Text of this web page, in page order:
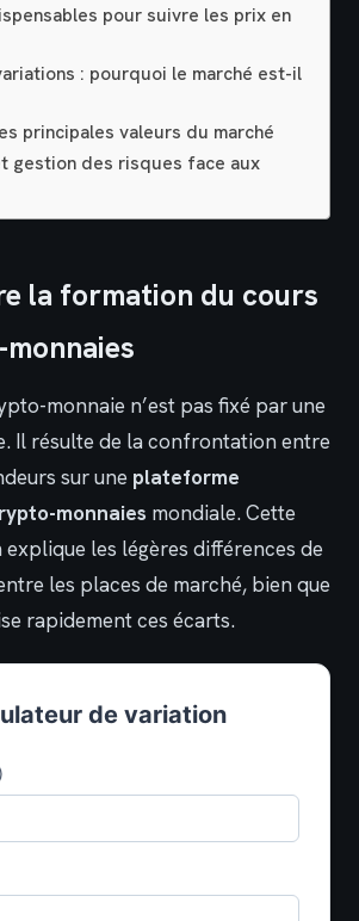
pour suivre les prix en
: pourquoi le marché est-il
principales valeurs du marché
gestion des risques face aux
la formation du cours
monnaie n’est pas fixé par une
Il résulte de la confrontation entre
sur une plateforme
monnaies mondiale. Cette
les légères différences de
les places de marché, bien que
rapidement ces écarts.
de variation